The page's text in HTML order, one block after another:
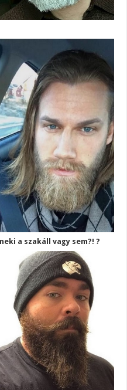
a szakáll vagy sem?! ?